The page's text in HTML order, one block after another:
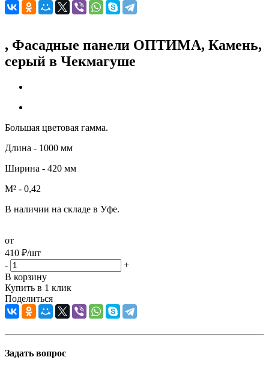
, Фасадные панели ОПТИМА, Камень,
серый в Чекмагуше
Большая цветовая гамма.
Длина - 1000 мм
Ширина - 420 мм
М² - 0,42
В наличии на складе в Уфе.
от
410 ₽/шт
-
+
В корзину
Купить в 1 клик
Поделиться
Задать вопрос